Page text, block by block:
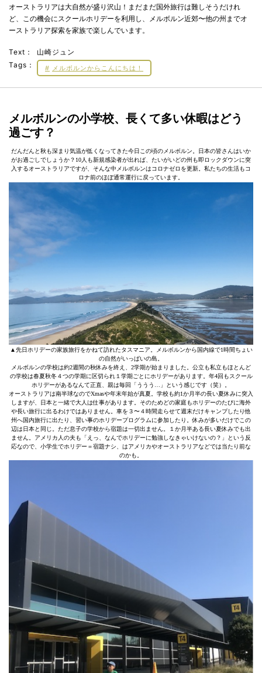
オーストラリアは大自然が盛り沢山！まだまだ国外旅行は難しそうだけれ
ど、この機会にスクールホリデーを利用し、メルボルン近郊〜他の州までオ
ーストラリア探索を家族で楽しんでいます。
Text：
山崎ジュン
Tags：
メルボルンからこんにちは！
メルボルンの小学校、長くて多い休暇はどう
過ごす？
だんだんと秋も深まり気温が低くなってきた今日この頃のメルボルン。日本の皆さんはいか
がお過ごしでしょうか？10人も新規感染者が出れば、たいがいどの州も即ロックダウンに突
入するオーストラリアですが、そんな中メルボルンはコロナゼロを更新。私たちの生活もコ
ロナ前のほぼ通常運行に戻っています。
▲先日ホリデーの家族旅行をかねて訪れたタスマニア。メルボルンから国内線で1時間ちょい
の自然がいっぱいの島。
メルボルンの学校は約2週間の秋休みを終え、2学期が始まりました。公立も私立もほとんど
の学校は春夏秋冬４つの学期に区切られ１学期ごとにホリデーがあります。年4回もスクール
ホリデーがあるなんて正直、親は毎回「ううう…」という感じです（笑）。
オーストラリアは南半球なのでXmasや年末年始が真夏。学校も約1か月半の長い夏休みに突入
しますが、日本と一緒で大人は仕事があります。そのためどの家庭もホリデーのたびに海外
や長い旅行に出るわけではありません。車を３〜４時間走らせて週末だけキャンプしたり他
州へ国内旅行に出たり、習い事のホリデープログラムに参加したり。休みが多いだけでこの
辺は日本と同じ。ただ息子の学校から宿題は一切出ません。１か月半ある長い夏休みでも出
ません。アメリカ人の夫も「えっ、なんでホリデーに勉強しなきゃいけないの？」という反
応なので、小学生でホリデー＝宿題ナシ、はアメリカやオーストラリアなどでは当たり前な
のかも。